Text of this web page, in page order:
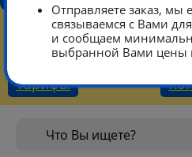
Тарифы
Отправляете заказ, мы
связываемся с Вами
и сообщаем
выбранной Вами цены